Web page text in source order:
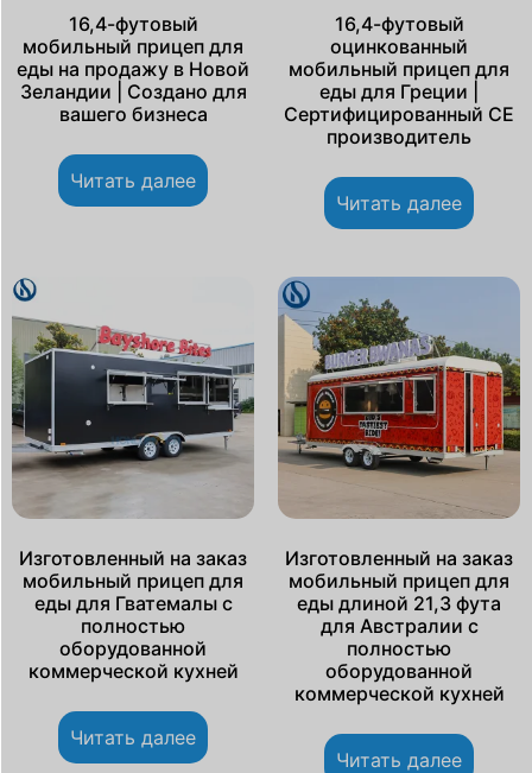
16,4-футовый
мобильный прицеп для
еды на продажу в Новой
Зеландии | Создано для
вашего бизнеса
Читать далее
16,4-футовый
оцинкованный
мобильный прицеп для
еды для Греции |
Сертифицированный CE
производитель
Читать далее
Изготовленный на заказ
мобильный прицеп для
еды для Гватемалы с
полностью
оборудованной
коммерческой кухней
Читать далее
Изготовленный на заказ
мобильный прицеп для
еды длиной 21,3 фута
для Австралии с
полностью
оборудованной
коммерческой кухней
Читать далее